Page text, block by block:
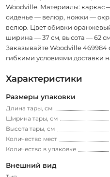
Woodville. Материалы: каркас
сиденье — велюр, ножки —
велюр. Цвет обивки
ширина — 37 см, высота — 62
Заказывайте Woodville
гибкими условиями доставки
Характеристики
Размеры упаковки
Длина тары, см
Ширина тары, см
Высота тары, см
Количество мест
Количество в упаковке
Внешний вид